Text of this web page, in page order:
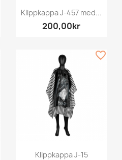
Klippkappa J-457 med...
200,00kr
Klippkappa J-15
favorite_border